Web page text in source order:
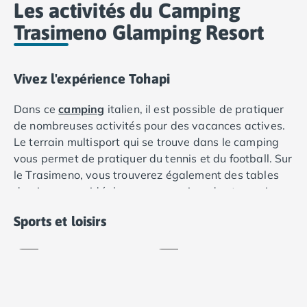
Camping Lot-et-Garonne
Camping Tarn
Camping Nord-Pas-de-Calais
Camping Berck
Camping Le Portel
Camping Le Touquet
Camping Merlimont
Camping Pays de la Loire
Camping Loire-Atlantique
Camping Guerande
Camping La Turballe
Les activités du Camping
Trasimeno Glamping Resort
Vivez l'expérience Tohapi
Dans cecamping italien, il est possible de pratiquer
de nombreuses activités pour des vacances actives.
Le terrain multisport qui se trouve dans le camping
vous permet de pratiquer du tennis et du football. Sur
le Trasimeno, vous trouverez également des tables
de ping-pong, idéales pour organiser des tournois en
trouverez une aire de jeux ainsi qu’un club pour
Sports et loisirs
multisports